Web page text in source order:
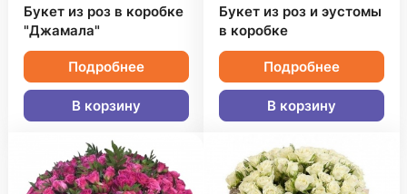
Букет из роз в коробке
"Джамала"
Подробнее
В корзину
Букет из роз и эустомы
в коробке
Подробнее
В корзину